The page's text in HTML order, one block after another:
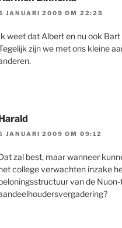
JANUARI 2009 OM 22:25
weet dat Albert en nu ook
zijn we met ons kleine
JANUARI 2009 OM 09:12
zal best, maar wanneer
college verwachten inzake
van de